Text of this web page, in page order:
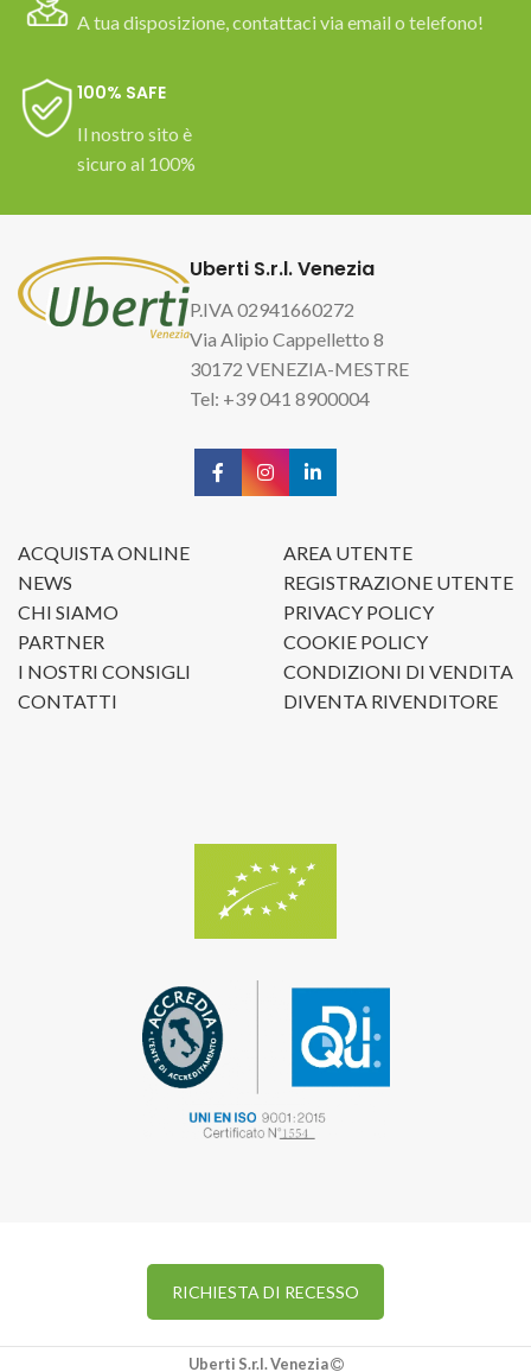
A tua disposizione, contattaci via email o telefono!
100% SAFE
Il nostro sito è
sicuro al 100%
Uberti S.r.l. Venezia
P.IVA 02941660272
Via Alipio Cappelletto 8
30172 VENEZIA-MESTRE
Tel: +39 041 8900004
ACQUISTA ONLINE
NEWS
CHI SIAMO
PARTNER
I NOSTRI CONSIGLI
CONTATTI
AREA UTENTE
REGISTRAZIONE UTENTE
PRIVACY POLICY
COOKIE POLICY
CONDIZIONI DI VENDITA
DIVENTA RIVENDITORE
RICHIESTA DI RECESSO
Uberti S.r.l. Venezia